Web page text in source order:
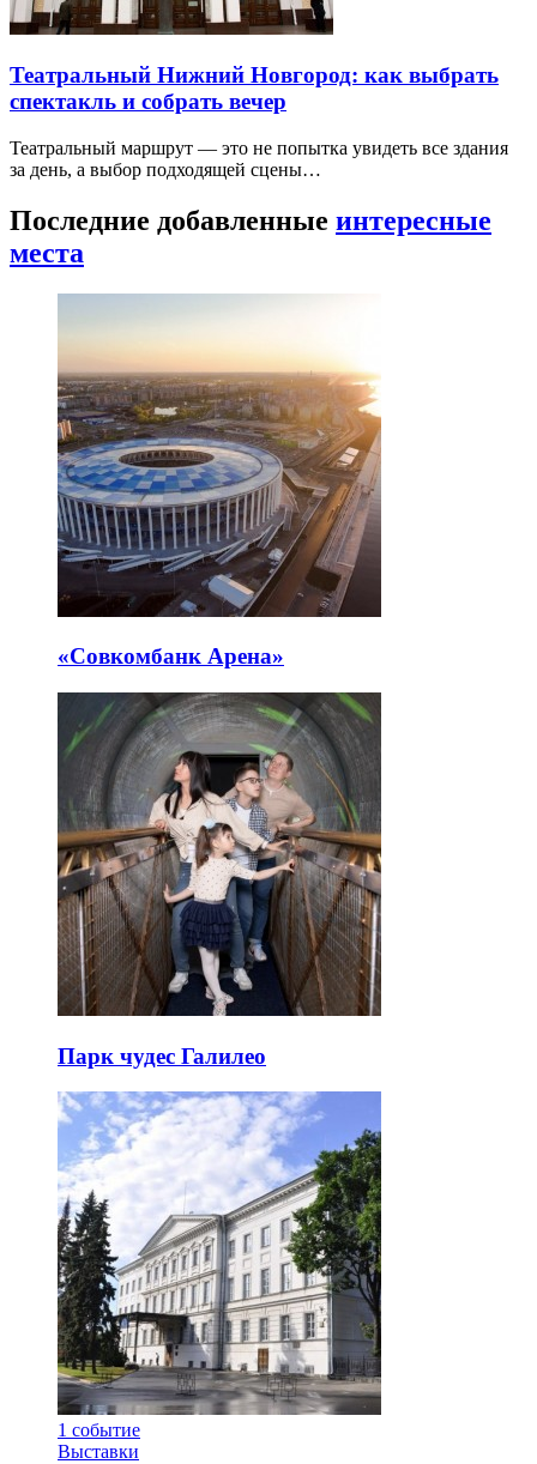
Театральный Нижний Новгород: как выбрать
спектакль и собрать вечер
Театральный маршрут — это не попытка увидеть все здания
за день, а выбор подходящей сцены…
Последние добавленные интересные
места
«Совкомбанк Арена⁠»
Парк чудес Галилео
1 событие
Выставки